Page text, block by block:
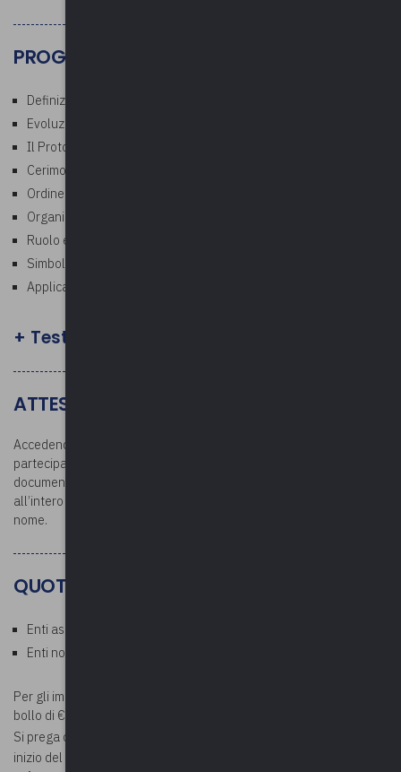
PROGRAMMA
Definizione e funzione del cerimoniale pubblico
Evoluzione storica del cerimoniale
Il Protocollo di Stato
Cerimoniale nazionale e territoriale
Ordine delle precedenze e rango delle cariche
Organizzazione delle cerimonie e regola della destra
Ruolo e compiti del Cerimoniere comunale
Simboli della Repubblica (bandiera, inno, onorificenze)
Applicazioni pratiche: eventi, cortei, inviti e rappresentanza
+ Test finale facoltativo
ATTESTATO E DOCUMENTAZIONE
Accedendo all’area riservata dopo la conclusione del corso, i
partecipanti potranno scaricare l’attestato di partecipazione e la
documentazione. L’attestato verrà rilasciato per la partecipazione
all’intero corso: si raccomanda la partecipazione con il proprio
nome.
QUOTE
Enti associati: Gratuito
Enti non associati: € 50,00 a persona (esente IVA)
Per gli importi superiori a € 75,00 verrà addebitata la marca da
bollo di € 2,00.
Si prega di
inizio del corso,